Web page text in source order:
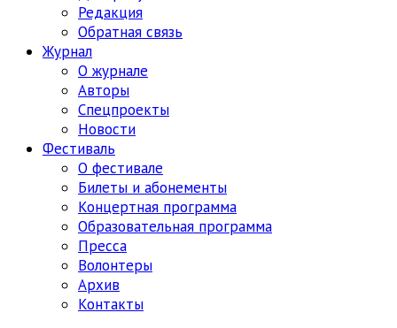
Редакция
Обратная связь
Журнал
О журнале
Авторы
Спецпроекты
Новости
Фестиваль
О фестивале
Билеты и абонементы
Концертная программа
Образовательная программа
Пресса
Волонтеры
Архив
Контакты